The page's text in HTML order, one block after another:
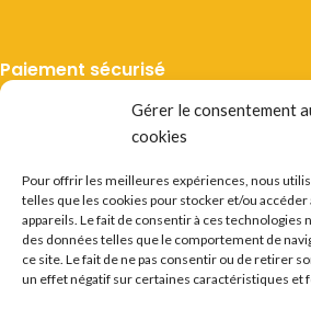
Gérer le consentement
cookies
Pour offrir les meilleures expériences, nous
telles que les cookies pour stocker et/ou
appareils. Le fait de consentir à ces
des données telles que le comportement de
ce site. Le fait de ne pas consentir ou de retirer
un effet négatif sur certaines caractéristiques et
Paiement sécurisé
Livraison suivie